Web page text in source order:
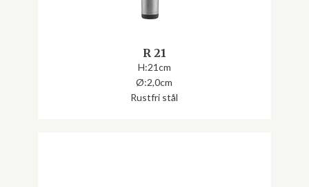
R 21
H:21cm
Ø:2,0cm
Rustfri stål